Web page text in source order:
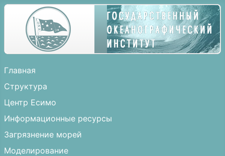
Главная
Структура
Центр Есимо
Информационные ресурсы
Загрязнение морей
Моделирование